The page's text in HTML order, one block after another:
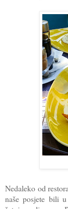
Nedaleko od
naše posjete bili